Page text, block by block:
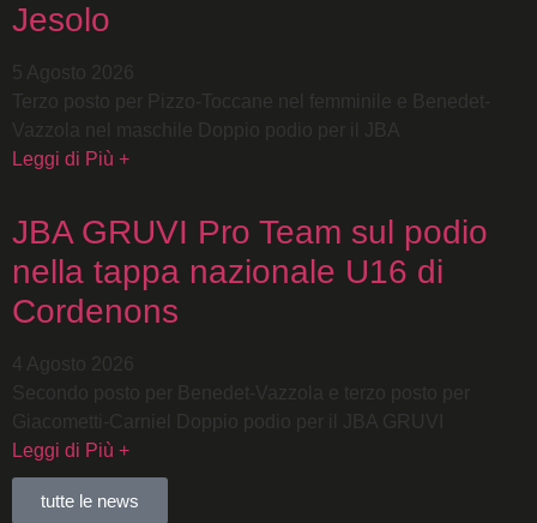
Jesolo
5 Agosto 2026
Terzo posto per Pizzo-Toccane nel femminile e Benedet-
Vazzola nel maschile Doppio podio per il JBA
Leggi di Più +
JBA GRUVI Pro Team sul podio
nella tappa nazionale U16 di
Cordenons
4 Agosto 2026
Secondo posto per Benedet-Vazzola e terzo posto per
Giacometti-Carniel Doppio podio per il JBA GRUVI
Leggi di Più +
tutte le news